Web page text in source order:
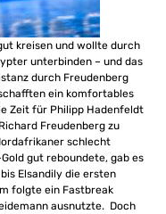
kreisen und wollte durch
unterbinden – und das
durch Freudenberg
schafften ein komfortables
Zeit für Philipp Hadenfeldt
Freudenberg zu
schlecht
gut reboundete, gab es
Elsandily die ersten
folgte ein Fastbreak
ausnutzte. Doch